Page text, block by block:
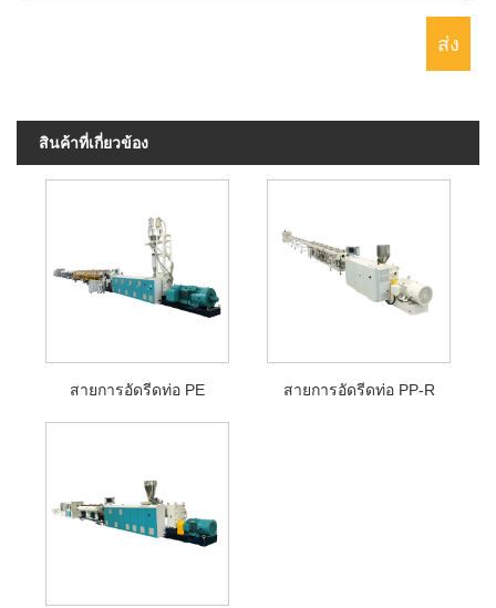
สินค้าที่เกี่ยวข้อง
สายการอัดรีดท่อ PE สายการอัดรีดท่อ PP-R